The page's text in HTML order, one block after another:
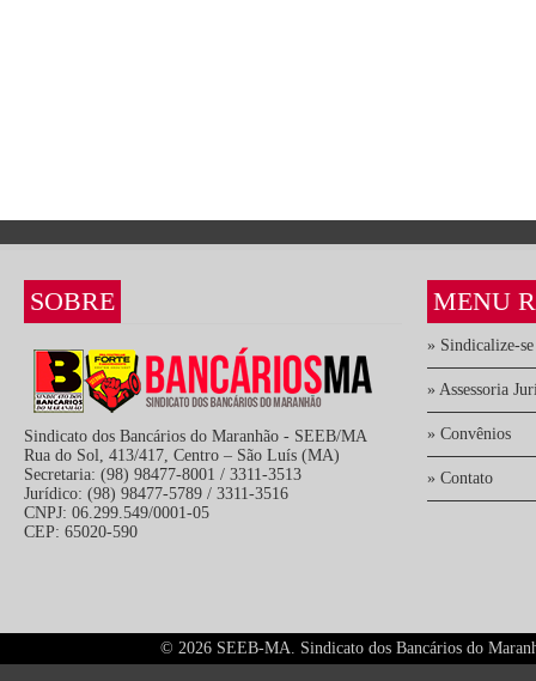
SOBRE
Sindicato dos Bancários do Maranhão - SEEB/MA
Rua do Sol, 413/417, Centro – São Luís (MA)
Secretaria: (98) 98477-8001 / 3311-3513
Jurídico: (98) 98477-5789 / 3311-3516
CNPJ: 06.299.549/0001-05
CEP: 65020-590
MENU
» Sindicalize-se
» Assessoria
» Convênios
» Contato
© 2026 SEEB-MA. Sindicato dos Bancários do